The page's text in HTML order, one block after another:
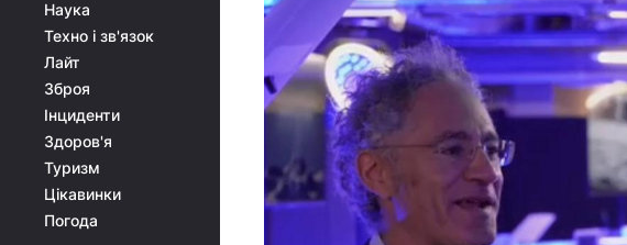
Наука
Техно і зв'язок
Лайт
Зброя
Інциденти
Здоров'я
Туризм
Цікавинки
Погода